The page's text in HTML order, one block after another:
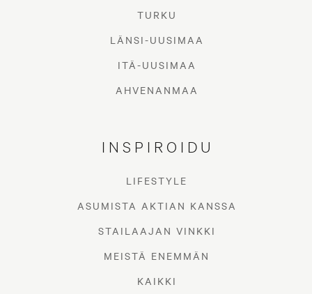
TURKU
LÄNSI-UUSIMAA
ITÄ-UUSIMAA
AHVENANMAA
INSPIROIDU
LIFESTYLE
ASUMISTA AKTIAN KANSSA
STAILAAJAN VINKKI
MEISTÄ ENEMMÄN
KAIKKI